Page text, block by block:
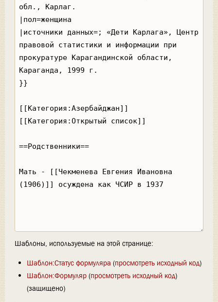
Шаблоны, используемые на этой странице:
Шаблон:Статус формуляра (просмотреть исходный код)
Шаблон:Формуляр(просмотреть исходный код)
(защищено)